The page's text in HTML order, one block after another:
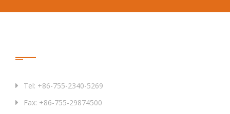
Tel: +86-755-2340-5269
Fax: +86-755-29874500